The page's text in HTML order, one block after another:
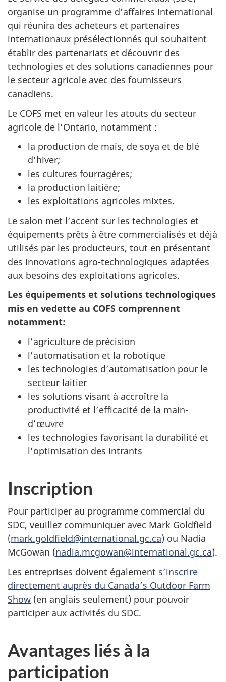
organise un programme d’affaires international
qui réunira des acheteurs et partenaires
internationaux présélectionnés qui souhaitent
établir des partenariats et découvrir des
technologies et des solutions canadiennes pour
le secteur agricole avec des fournisseurs
canadiens.
Le COFS met en valeur les atouts du secteur
agricole de l’Ontario, notamment :
la production de maïs, de soya et de blé
d’hiver;
les cultures fourragères;
la production laitière;
les exploitations agricoles mixtes.
Le salon met l’accent sur les technologies et
équipements prêts à être commercialisés et déjà
utilisés par les producteurs, tout en présentant
des innovations agro-technologiques adaptées
aux besoins des exploitations agricoles.
Les équipements et solutions technologiques
mis en vedette au COFS comprennent
notamment:
l’agriculture de précision
l’automatisation et la robotique
les technologies d’automatisation pour le
secteur laitier
les solutions visant à accroître la
productivité et l’efficacité de la main-
d’œuvre
les technologies favorisant la durabilité et
l’optimisation des intrants
Inscription
Pour participer au programme commercial du
SDC, veuillez communiquer avec Mark Goldfield
(mark.goldfield@international.gc.ca) ou Nadia
McGowan (nadia.mcgowan@international.gc.ca).
Les entreprises doivent également s’inscrire
directement auprès du Canada’s Outdoor Farm
Show (en anglais seulement) pour pouvoir
participer aux activités du SDC.
Avantages liés à la
participation